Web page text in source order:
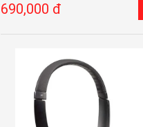
690,000 đ